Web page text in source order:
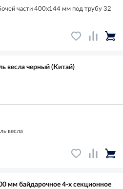
части 400х144 мм под трубу 32
весла черный (Китай)
весла
мм байдарочное 4-х секционное